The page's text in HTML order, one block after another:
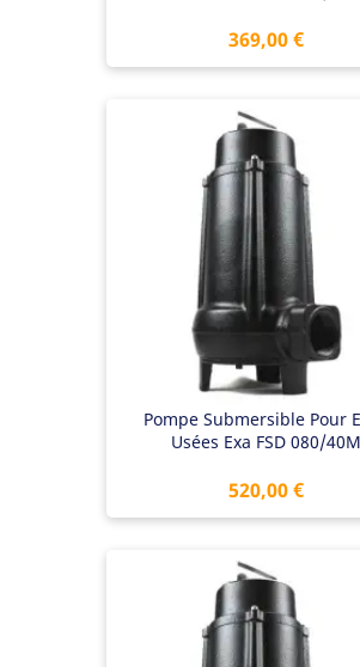
Prix
369,00 €
Pompe Submersible Pour
Usées Exa FSD 080/40M
Prix
520,00 €